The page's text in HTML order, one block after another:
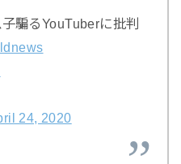
騙るYouTuberに批判
24, 2020